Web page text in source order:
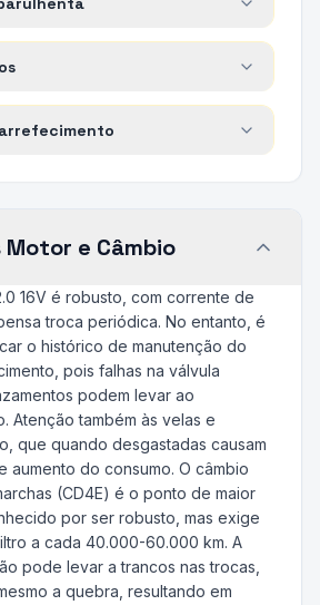
Motor e Câmbio
16V é robusto, com corrente de
troca periódica. No entanto, é
o histórico de manutenção do
pois falhas na válvula
podem levar ao
Atenção também às velas e
que quando desgastadas causam
aumento do consumo. O câmbio
(CD4E) é o ponto de maior
por ser robusto, mas exige
a cada 40.000-60.000 km. A
pode levar a trancos nas trocas,
a quebra, resultando em